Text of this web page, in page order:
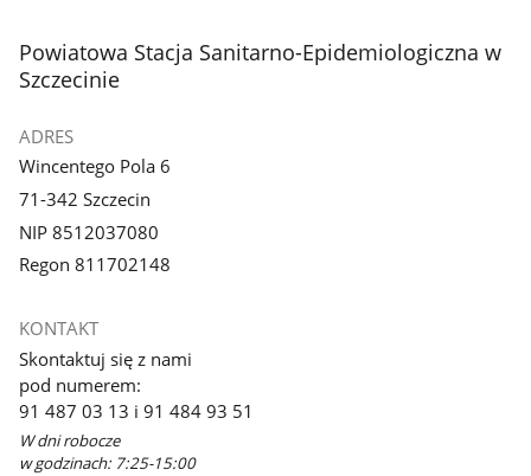
stopka
Powiatowa Stacja Sanitarno-Epidemiologiczna w
Szczecinie
ADRES
Wincentego Pola 6
71-342 Szczecin
NIP 8512037080
Regon 811702148
KONTAKT
Skontaktuj się z nami
pod numerem:
91 487 03 13 i 91 484 93 51
W dni robocze
w godzinach: 7:25-15:00